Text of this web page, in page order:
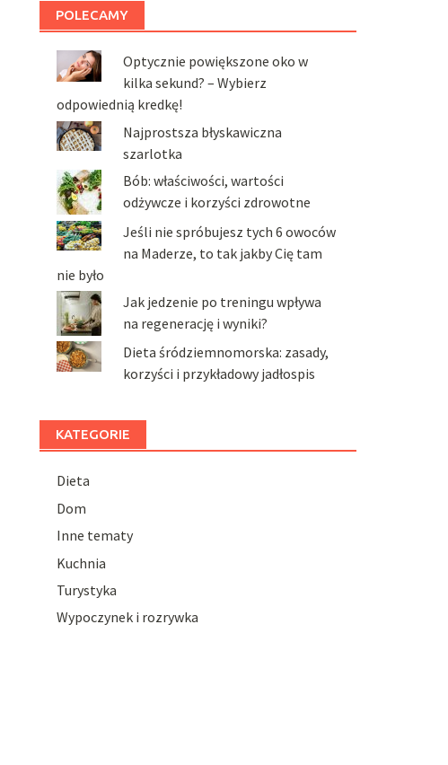
POLECAMY
Optycznie powiększone oko w
kilka sekund? – Wybierz
odpowiednią kredkę!
Najprostsza błyskawiczna
szarlotka
Bób: właściwości, wartości
odżywcze i korzyści zdrowotne
Jeśli nie spróbujesz tych 6 owoców
na Maderze, to tak jakby Cię tam
nie było
Jak jedzenie po treningu wpływa
na regenerację i wyniki?
Dieta śródziemnomorska: zasady,
korzyści i przykładowy jadłospis
KATEGORIE
Dieta
Dom
Inne tematy
Kuchnia
Turystyka
Wypoczynek i rozrywka